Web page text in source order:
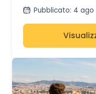
Pubblicato: 4 ago